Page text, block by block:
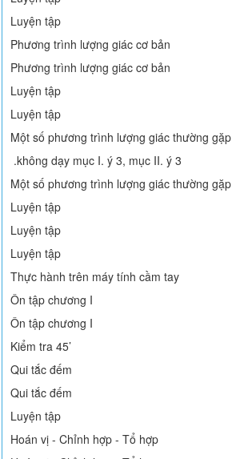
Luyện tập
Phương trình lượng giác cơ bản
Phương trình lượng giác cơ bản
Luyện tập
Luyện tập
Một số phương trình lượng giác thường gặp
.không dạy mục I. ý 3, mục II. ý 3
Một số phương trình lượng giác thường gặp
Luyện tập
Luyện tập
Luyện tập
Thực hành trên máy tính cầm tay
Ôn tập chương I
Ôn tập chương I
Kiểm tra 45’
Qui tắc đếm
Qui tắc đếm
Luyện tập
Hoán vị - Chỉnh hợp - Tổ hợp